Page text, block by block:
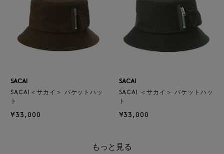
SACAI
SACAI＜サカイ＞ バケットハッ
ト
¥33,000
SACAI
SACAI ＜サカイ＞ バケットハッ
ト
¥33,000
もっと見る